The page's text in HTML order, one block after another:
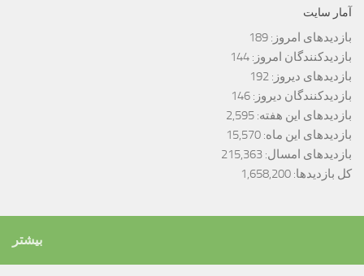
آمار سایت
بازدیدهای امروز: 189
بازدیدکنندگان امروز: 144
بازدیدهای دیروز: 192
بازدیدکنندگان دیروز: 146
بازدیدهای این هفته: 2,595
بازدیدهای این ماه: 15,570
بازدیدهای امسال: 215,363
کل بازدیدها: 1,658,200
بیشتر